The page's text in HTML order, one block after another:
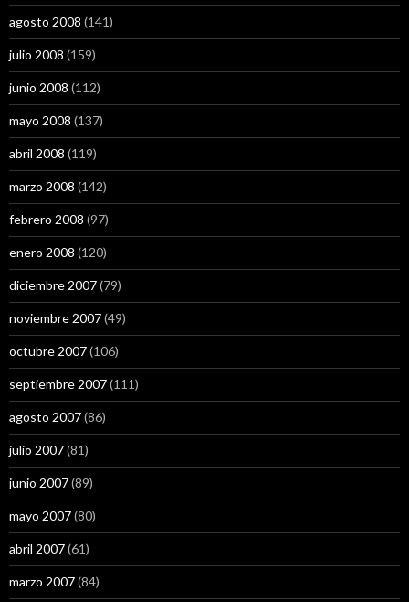
agosto 2008 (141)
julio 2008 (159)
junio 2008 (112)
mayo 2008 (137)
abril 2008 (119)
marzo 2008 (142)
febrero 2008 (97)
enero 2008 (120)
diciembre 2007(79)
noviembre 2007(49)
octubre 2007(106)
septiembre 2007(111)
agosto 2007(86)
julio 2007(81)
junio 2007(89)
mayo 2007(80)
abril 2007(61)
marzo 2007(84)